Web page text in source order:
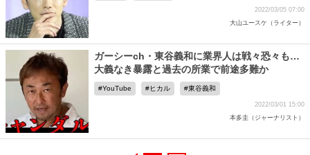
2022/03/05 07:00
大山ユースケ（ライター）
ガーシーch・東谷義和に業界人は戦々恐々も…
大義なき暴露と過去の所業で前途多難か
YouTube ヒカル 東谷義和
2022/03/01 15:00
本多圭（ジャーナリスト）